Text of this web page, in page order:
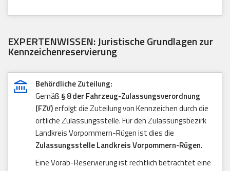
EXPERTENWISSEN: Juristische Grundlagen zur
Kennzeichenreservierung
Behördliche Zuteilung:
Gemäß § 8 der Fahrzeug-Zulassungsverordnung
(FZV)erfolgt die Zuteilung von Kennzeichen durch die
örtliche Zulassungsstelle. Für den Zulassungsbezirk
Landkreis Vorpommern-Rügen ist dies die
Zulassungsstelle Landkreis Vorpommern-Rügen.
Eine Vorab-Reservierung ist rechtlich betrachtet eine